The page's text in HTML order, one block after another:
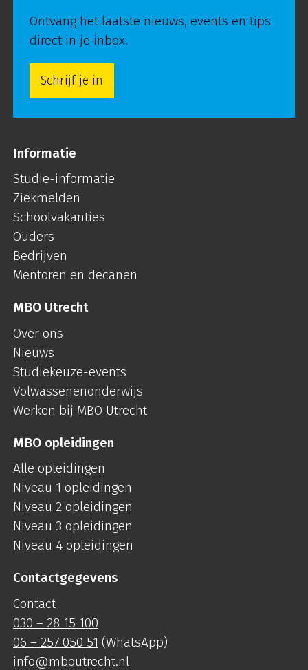
Ontvang het laatste nieuws, events en tips
direct in je inbox.
Schrijf je in
Informatie
Studie-informatie
Ziekmelden
Schoolvakanties
Ouders
Bedrijven
Mentoren en decanen
MBO Utrecht
Over ons
Nieuws
Studiekeuze-events
Volwassenenonderwijs
Werken bij MBO Utrecht
MBO opleidingen
Alle opleidingen
Niveau 1 opleidingen
Niveau 2 opleidingen
Niveau 3 opleidingen
Niveau 4 opleidingen
Contactgegevens
Contact
030 – 28 15 100
06 – 257 050 51 (WhatsApp)
info@mboutrecht.nl